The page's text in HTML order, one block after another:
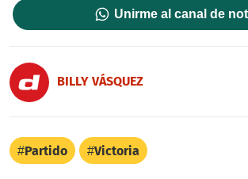
Unirme al canal de
BILLY VÁSQUEZ
Partido Victoria